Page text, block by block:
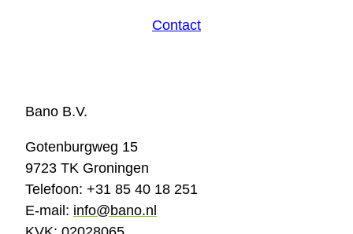
Contact
Bano B.V.
Gotenburgweg 15
9723 TK Groningen
Telefoon: +31 85 40 18 251
E-mail: info@bano.nl